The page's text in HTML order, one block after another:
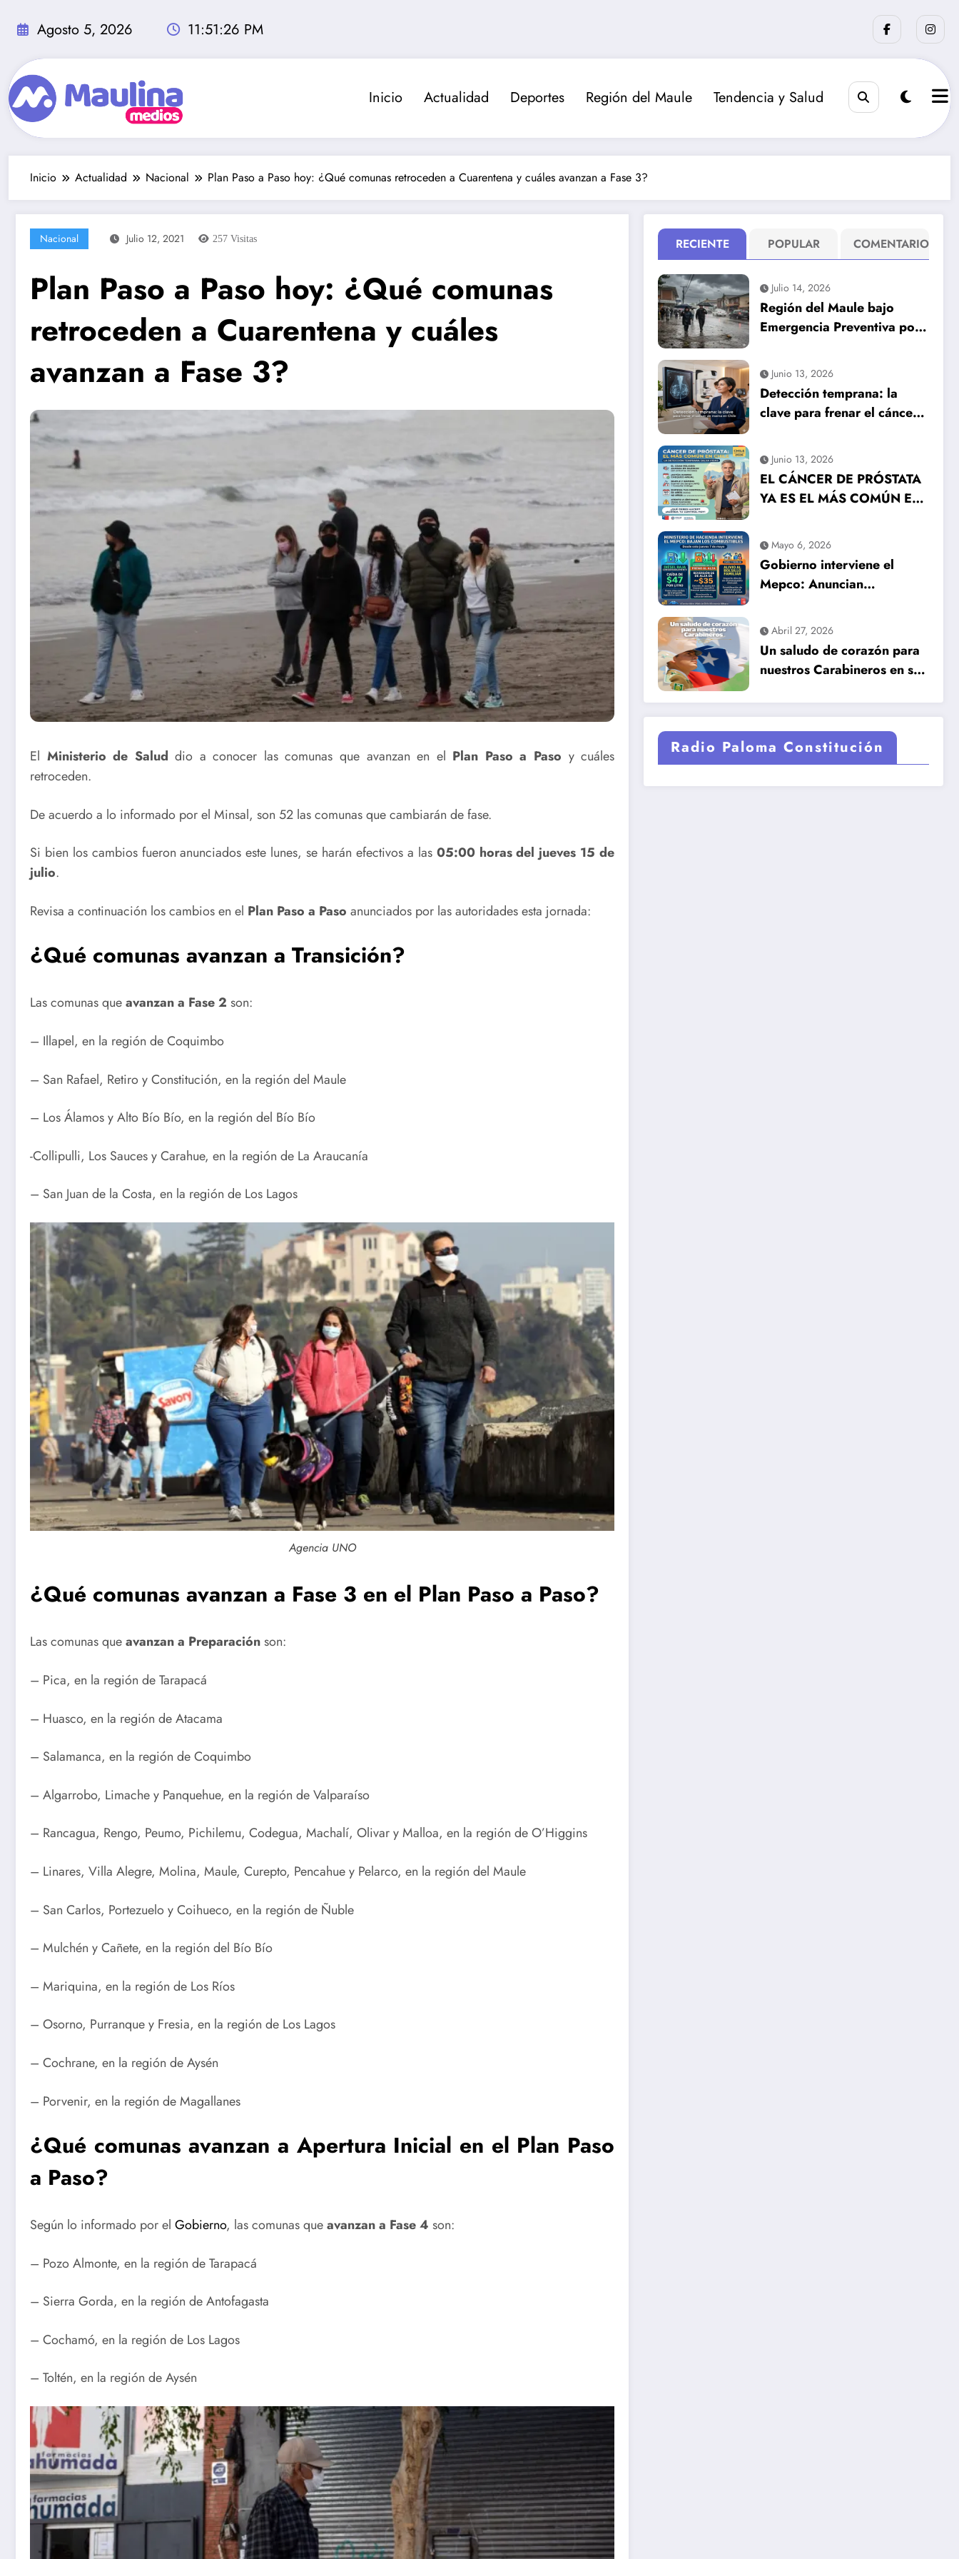
Agosto 5, 2026 11:51:28 PM
Inicio Actualidad Deportes Región del Maule Tendencia y Salud
Inicio Actualidad Nacional Plan Paso a Paso hoy: ¿Qué comunas retroceden a Cuarentena y cuáles avanzan a Fase 3?
Nacional Julio 12, 2021 257 Visitas
Plan Paso a Paso hoy: ¿Qué comunas
retroceden a Cuarentena y cuáles
avanzan a Fase 3?
El Ministerio de Salud dio a conocer las comunas que avanzan en el Plan Paso a Paso y cuáles
retroceden.
De acuerdo a lo informado por el Minsal, son 52 las comunas que cambiarán de fase.
Si bien los cambios fueron anunciados este lunes, se harán efectivos a las 05:00 horas del jueves 15 de
julio.
Revisa a continuación los cambios en el Plan Paso a Paso anunciados por las autoridades esta jornada:
¿Qué comunas avanzan a Transición?
Las comunas queavanzan a Fase 2 son:
– Illapel, en la región de Coquimbo
– San Rafael, Retiro y Constitución, en la región del Maule
– Los Álamos y Alto Bío Bío, en la región del Bío Bío
-Collipulli, Los Sauces y Carahue, en la región de La Araucanía
– San Juan de la Costa, en la región de Los Lagos
Agencia UNO
¿Qué comunas avanzan a Fase 3 en el Plan Paso a Paso?
Las comunas queavanzan a Preparaciónson:
– Pica, en la región de Tarapacá
– Huasco, en la región de Atacama
– Salamanca, en la región de Coquimbo
– Algarrobo, Limache y Panquehue, en la región de Valparaíso
– Rancagua, Rengo, Peumo, Pichilemu, Codegua, Machalí, Olivar y Malloa, en la región de O’Higgins
– Linares, Villa Alegre, Molina, Maule, Curepto, Pencahue y Pelarco, en la región del Maule
– San Carlos, Portezuelo y Coihueco, en la región de Ñuble
– Mulchén y Cañete, en la región del Bío Bío
– Mariquina, en la región de Los Ríos
– Osorno, Purranque y Fresia, en la región de Los Lagos
– Cochrane, en la región de Aysén
– Porvenir, en la región de Magallanes
¿Qué comunas avanzan a Apertura Inicial en el Plan Paso
a Paso?
Según lo informado por el Gobierno, las comunas queavanzan a Fase 4 son:
– Pozo Almonte, en la región de Tarapacá
– Sierra Gorda, en la región de Antofagasta
– Cochamó, en la región de Los Lagos
– Toltén, en la región de Aysén
RECIENTE POPULAR COMENTARIO
Julio 14, 2026
Región del Maule bajo
Emergencia Preventiva por
histórico
Junio 13, 2026
Detección temprana: la
clave para frenar el cáncer
Junio 13, 2026
EL CÁNCER DE PRÓSTATA
YA ES EL MÁS COMÚN EN
DETECCIÓN TEMPRANA
SALVA VIDAS
Mayo 6, 2026
Gobierno interviene el
Mepco: Anuncian
precio de los combustibles
Abril 27, 2026
Un saludo de corazón para
nuestros Carabineros en su
Radio Paloma Constitución